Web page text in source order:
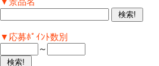
▼応募ﾎﾟｲﾝﾄ数別
～